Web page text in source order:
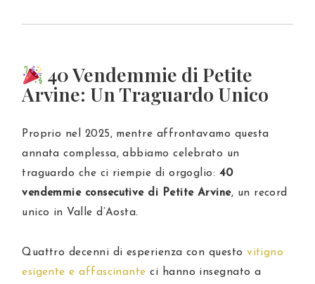
40 Vendemmie di Petite
Arvine: Un Traguardo Unico
Proprio nel 2025, mentre affrontavamo questa
annata complessa, abbiamo celebrato un
traguardo che ci riempie di orgoglio: 40
vendemmie consecutive di
Petite Arvine, un record
unico in Valle d’Aosta.
Quattro decenni di esperienza con questovitigno
esigente e affascinante ci hanno insegnato a